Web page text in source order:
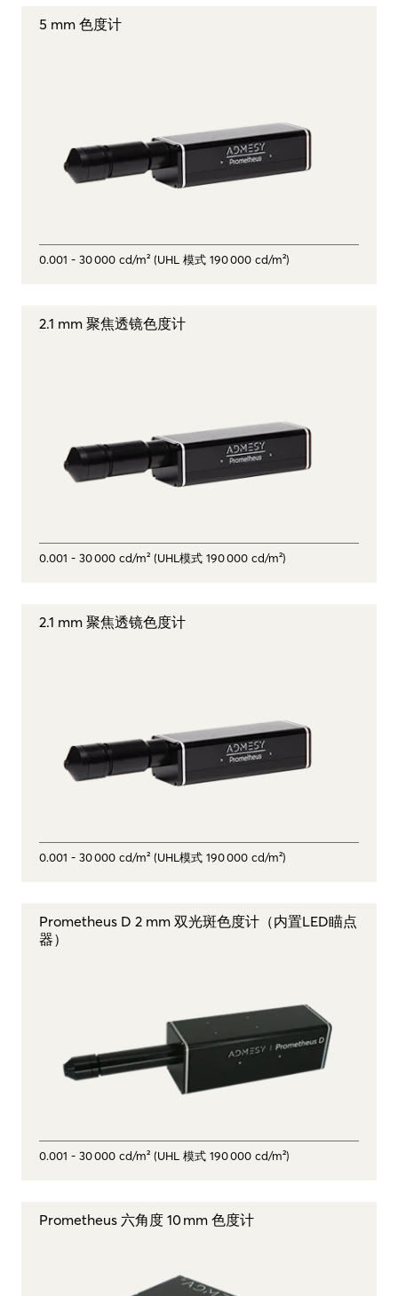
5 mm 色度计
0.001 - 30 000 cd/m² (UHL 模式 190 000 cd/m²)
2.1 mm 聚焦透镜色度计
0.001 - 30 000 cd/m² (UHL模式 190 000 cd/m²)
2.1 mm 聚焦透镜色度计
0.001 - 30 000 cd/m² (UHL模式 190 000 cd/m²)
Prometheus D 2 mm 双光斑色度计（内置LED瞄点
器）
0.001 - 30 000 cd/m² (UHL 模式 190 000 cd/m²)
Prometheus 六角度 10 mm 色度计